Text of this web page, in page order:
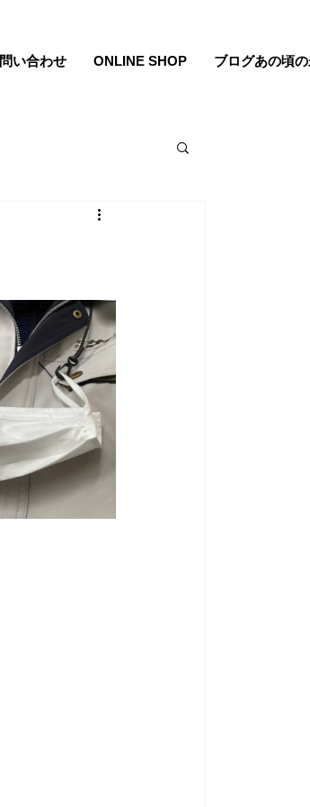
問い合わせ ONLINE SHOP ブログあの頃